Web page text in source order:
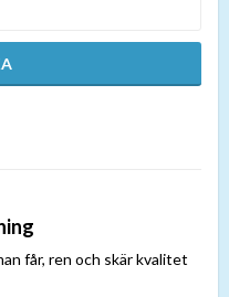
får, ren och skär kvalitet